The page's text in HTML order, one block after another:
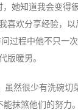
她知道我会变得
喜欢分享经验，
过程中他不只一
版暖男。
虽然很少有洗碗切
能抹煞他们的努力